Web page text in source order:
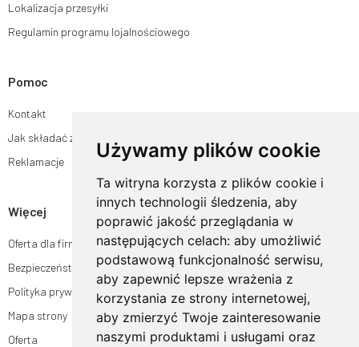
Używamy plików cookie
Ta witryna korzysta z plików cookie i
innych technologii śledzenia, aby
poprawić jakość przeglądania w
następujących celach: aby umożliwić
podstawową funkcjonalność serwisu,
aby zapewnić lepsze wrażenia z
korzystania ze strony internetowej,
aby zmierzyć Twoje zainteresowanie
naszymi produktami i usługami oraz
Lokalizacja przesyłki
Regulamin programu lojalnościowego
Pomoc
Kontakt
Jak składać zamówienia w sklepie ogrodyhildegardy.pl?
Reklamacje
Więcej
Oferta dla firm
Bezpieczeństwo płatności
Polityka prywatności
Mapa strony
Oferta